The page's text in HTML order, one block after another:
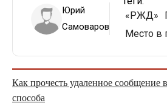
Юрий
Самоваров
«РЖД»
Место в
Как прочесть удаленное сообщение
способа